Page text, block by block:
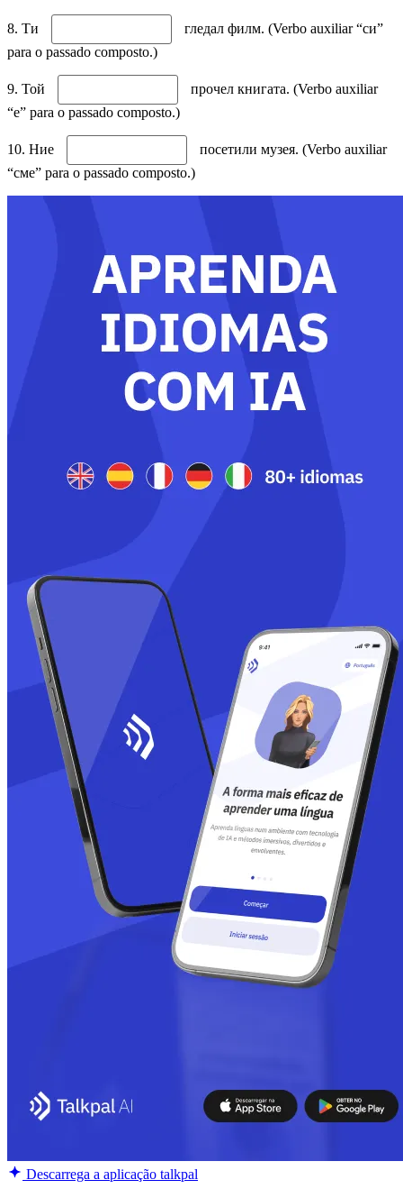
8. Ти
гледал филм. (Verbo auxiliar “си”
para o passado composto.)
9. Той
прочел книгата. (Verbo auxiliar
“е” para o passado composto.)
10. Ние
посетили музея. (Verbo auxiliar
“сме” para o passado composto.)
Descarrega a aplicação talkpal